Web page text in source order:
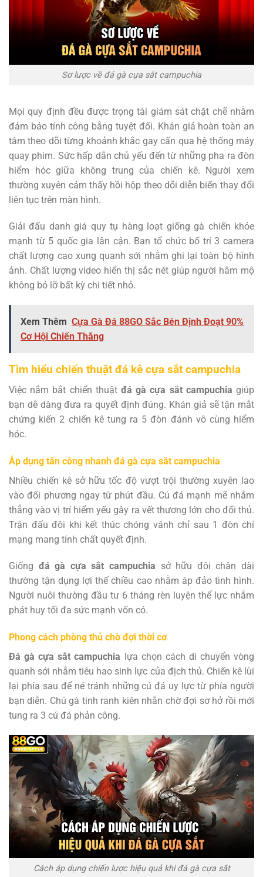
Sơ lược về đá gà cựa sắt campuchia
Mọi quy định đều được trọng tài giám sát chặt chẽ nhằm
đảm bảo tính công bằng tuyệt đối. Khán giả hoàn toàn an
tâm theo dõi từng khoảnh khắc gay cấn qua hệ thống máy
quay phim. Sức hấp dẫn chủ yếu đến từ những pha ra đòn
hiểm hóc giữa không trung của chiến kê. Người xem
thường xuyên cảm thấy hồi hộp theo dõi diễn biến thay đổi
liên tục trên màn hình.
Giải đấu danh giá quy tụ hàng loạt giống gà chiến khỏe
mạnh từ 5 quốc gia lân cận. Ban tổ chức bố trí 3 camera
chất lượng cao xung quanh sới nhằm ghi lại toàn bộ hình
ảnh. Chất lượng video hiển thị sắc nét giúp người hâm mộ
không bỏ lỡ bất kỳ chi tiết nhỏ.
Xem Thêm Cựa Gà Đá 88GO Sắc Bén Định Đoạt 90%
Cơ Hội Chiến Thắng
Tìm hiểu chiến thuật đá kê cựa sắt campuchia
Việc nắm bắt chiến thuậtđá gà cựa sắt campuchia giúp
bạn dễ dàng đưa ra quyết định đúng. Khán giả sẽ tận mắt
chứng kiến 2 chiến kê tung ra 5 đòn đánh vô cùng hiểm
hóc.
Áp dụng tấn công nhanh đá gà cựa sắt campuchia
Nhiều chiến kê sở hữu tốc độ vượt trội thường xuyên lao
vào đối phương ngay từ phút đầu. Cú đá mạnh mẽ nhắm
thẳng vào vị trí hiểm yếu gây ra vết thương lớn cho đối thủ.
Trận đấu đôi khi kết thúc chóng vánh chỉ sau 1 đòn chí
mạng mang tính chất quyết định.
Giống đá gà cựa sắt campuchia sở hữu đôi chân dài
thường tận dụng lợi thế chiều cao nhằm áp đảo tình hình.
Người nuôi thường đầu tư 6 tháng rèn luyện thể lực nhằm
phát huy tối đa sức mạnh vốn có.
Phong cách phòng thủ chờ đợi thời cơ
Đá gà cựa sắt campuchia
lựa chọn cách di chuyển vòng
quanh sới nhằm tiêu hao sinh lực của địch thủ. Chiến kê lùi
lại phía sau để né tránh những cú đá uy lực từ phía người
bạn diễn. Chú gà tinh ranh kiên nhẫn chờ đợi sơ hở rồi mới
tung ra 3 cú đá phản công.
Cách áp dụng chiến lược hiệu quả khi đá gà cựa sắt